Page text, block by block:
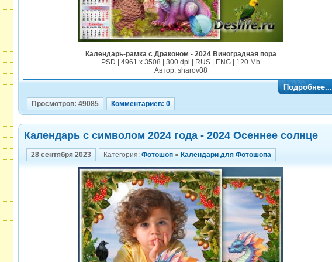
Календарь-рамка с Драконом - 2024 Виноградная пора
PSD | 4961 х 3508 | 300 dpi | RUS | ENG | 120 Mb
Автор: sharov08
Подробнее...
Просмотров: 49085 Комментариев: 0
Календарь с символом 2024 года - 2024 Осеннее солнце
28 сентября 2023 Категория: Фотошоп » Календари для Фотошопа